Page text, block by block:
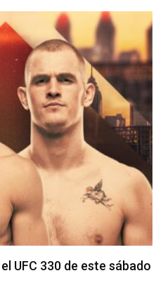
a prospecto invicto en